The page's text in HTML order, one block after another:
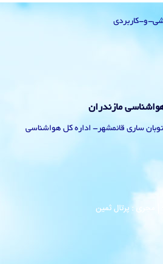
و-کاربردی
مازندران
ساری – کیلومتر 5 اتوبان ساری قائمشهر- اداره کل هواشناسی